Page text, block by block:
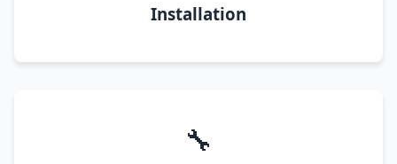
Installation
🔧